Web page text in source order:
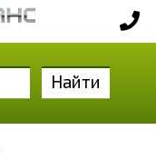
Найти